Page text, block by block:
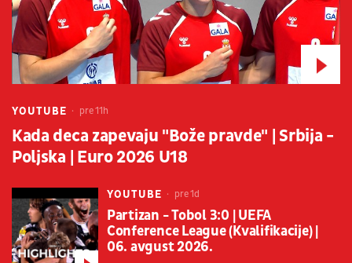
YOUTUBE pre 11h
Kada deca zapevaju "Bože pravde" | Srbija -
Poljska | Euro 2026 U18
YOUTUBE pre 1d
Partizan - Tobol 3:0 | UEFA
Conference League (Kvalifikacije) |
06. avgust 2026.